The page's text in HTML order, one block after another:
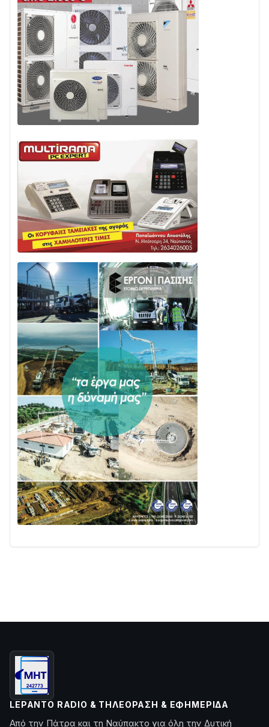
LEPANTO RADIO & ΤΗΛΕΌΡΑΣΗ & ΕΦΗΜΕΡΊΔΑ
Από την Πάτρα και τη Ναύπακτο για όλη την Δυτική